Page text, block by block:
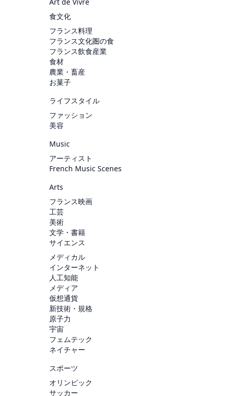
食文化
フランス料理
フランス文化圏の食
フランス飲食産業
食材
農業・畜産
お菓子
ライフスタイル
ファッション
美容
Music
アーティスト
French Music Scenes
Arts
フランス映画
工芸
美術
文学・書籍
サイエンス
メディカル
インターネット
人工知能
メディア
仮想通貨
新技術・規格
原子力
宇宙
フェムテック
ネイチャー
スポーツ
オリンピック
サッカー